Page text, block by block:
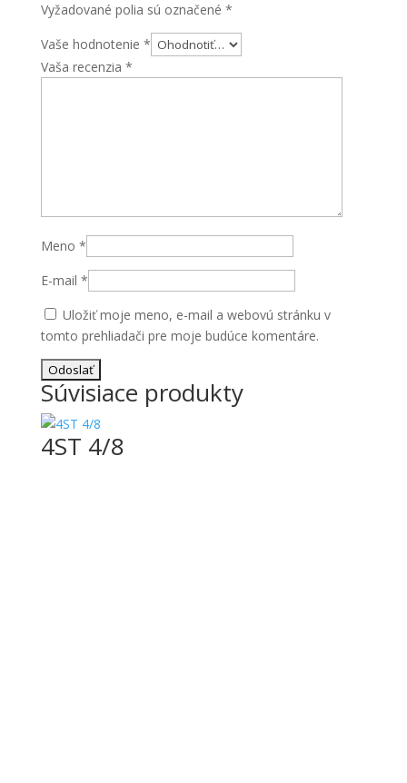
Vyžadované polia sú označené *
Vaše hodnotenie *
Vaša recenzia *
Meno *
E-mail *
Uložiť moje meno, e-mail a webovú stránku v
tomto prehliadači pre moje budúce komentáre.
Súvisiace produkty
4ST 4/8